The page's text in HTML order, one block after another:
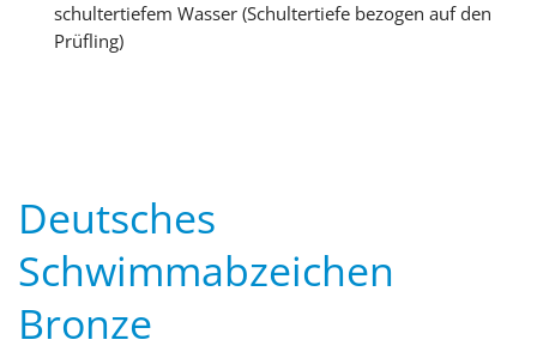
schultertiefem Wasser (Schultertiefe bezogen auf den
Prüfling)
Deutsches
Schwimmabzeichen
Bronze